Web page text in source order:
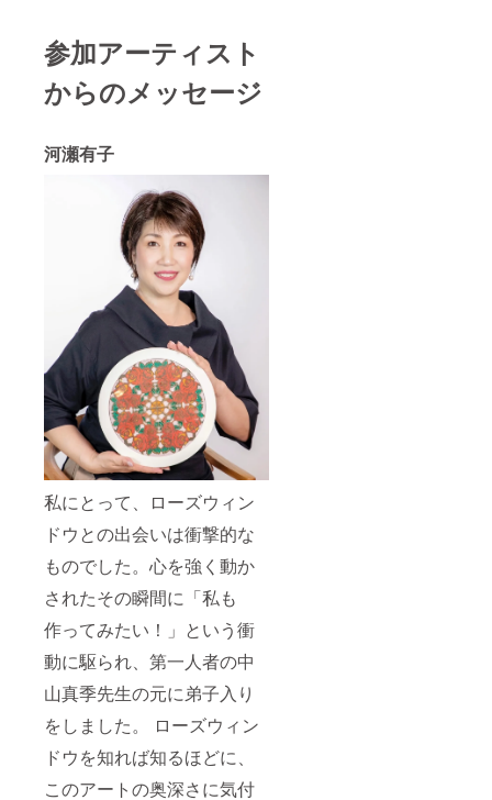
参加アーティスト
からのメッセージ
河瀬有子
私にとって、ローズウィン
ドウとの出会いは衝撃的な
ものでした。心を強く動か
されたその瞬間に「私も
作ってみたい！」という衝
動に駆られ、第一人者の中
山真季先生の元に弟子入り
をしました。 ローズウィン
ドウを知れば知るほどに、
このアートの奥深さに気付